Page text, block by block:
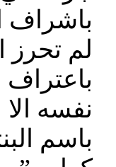
باشراف
لم تحرز
باعتراف
نفسه
باسم